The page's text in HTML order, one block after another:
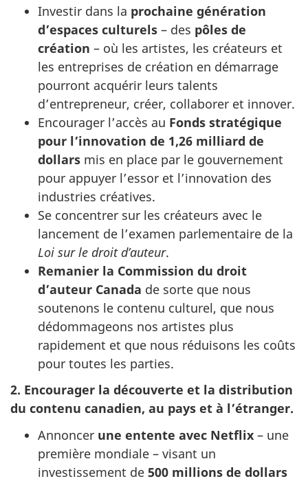
Investir dans la prochaine génération
d’espaces culturels – des pôles de
création – où les artistes, les créateurs et
les entreprises de création en démarrage
pourront acquérir leurs talents
d’entrepreneur, créer, collaborer et innover.
Encourager l’accès au Fonds stratégique
pour l’innovation de 1,26 milliard de
dollars mis en place par le gouvernement
pour appuyer l’essor et l’innovation des
industries créatives.
Se concentrer sur les créateurs avec le
lancement de l’examen parlementaire de la
Loi sur le droit d’auteur.
Remanier la Commission du droit
d’auteur Canada de sorte que nous
soutenons le contenu culturel, que nous
dédommageons nos artistes plus
rapidement et que nous réduisons les coûts
pour toutes les parties.
2. Encourager la découverte et la distribution
du contenu canadien, au pays et à l’étranger.
Annoncer une entente avec Netflix – une
première mondiale – visant un
investissement de 500 millions de dollars